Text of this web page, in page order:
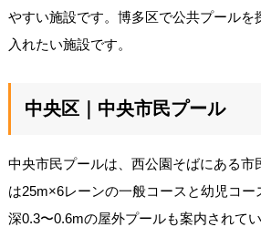
やすい施設です。博多区で公共プールを
入れたい施設です。
中央区｜中央市民プール
中央市民プールは、西公園そばにある市
は25m×6レーンの一般コースと幼児コー
深0.3〜0.6mの屋外プールも案内されてい